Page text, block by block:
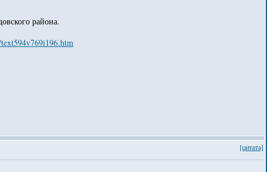
района.
[цитата]